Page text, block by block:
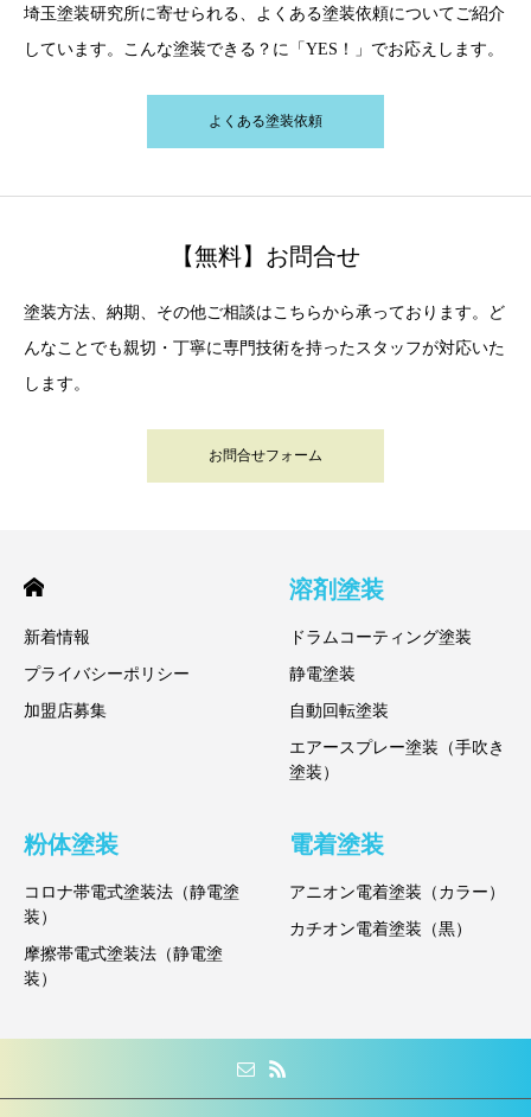
埼玉塗装研究所に寄せられる、よくある塗装依頼についてご紹介
しています。こんな塗装できる？に「YES！」でお応えします。
よくある塗装依頼
【無料】お問合せ
塗装方法、納期、その他ご相談はこちらから承っております。ど
んなことでも親切・丁寧に専門技術を持ったスタッフが対応いた
します。
お問合せフォーム
新着情報
プライバシーポリシー
加盟店募集
溶剤塗装
ドラムコーティング塗装
静電塗装
自動回転塗装
エアースプレー塗装（手吹き
塗装）
粉体塗装
コロナ帯電式塗装法（静電塗
装）
摩擦帯電式塗装法（静電塗
装）
電着塗装
アニオン電着塗装（カラー）
カチオン電着塗装（黒）